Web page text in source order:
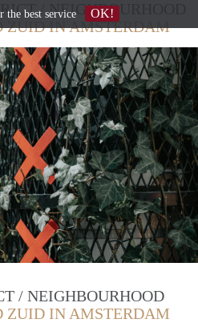
/ NEIGHBOURHOOD
ZUID IN AMSTERDAM
/ NEIGHBOURHOOD
ZUID IN AMSTERDAM
the best service OK!